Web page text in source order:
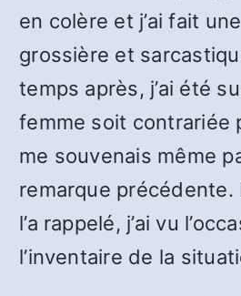
en colère et j’ai fait
grossière et
temps après, j’ai été
femme soit contrariée
me souvenais même
remarque précédente.
l’a rappelé, j’ai vu
l’inventaire de la